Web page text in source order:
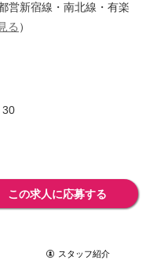
営新宿線・南北線・有楽
る ）
30
この求人に応募する
スタッフ紹介